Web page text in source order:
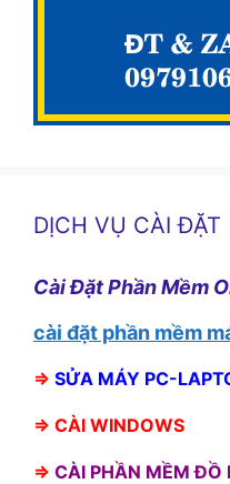
DỊCH VỤ CÀI ĐẶT
Cài Đặt Phần Mềm
cài đặt phần mềm
⇒ SỬA MÁY PC-
⇒ CÀI WINDOWS
⇒ CÀI PHẦN MỀM ĐỒ